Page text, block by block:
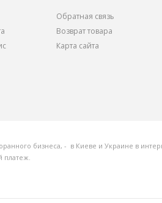
Обратная связь
Возврат товара
Карта сайта
бизнеса, - в Киеве и Украине в
платеж.